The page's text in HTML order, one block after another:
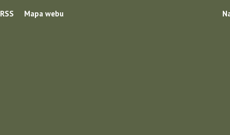
RSS
Mapa webu